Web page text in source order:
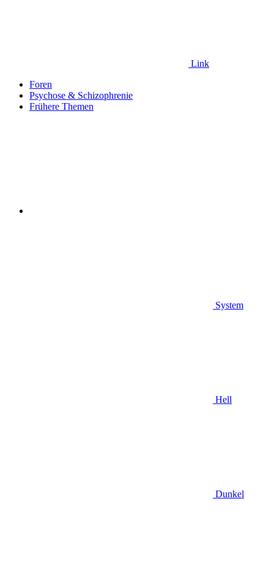
Link
Foren
Psychose & Schizophrenie
Frühere Themen
System
Hell
Dunkel